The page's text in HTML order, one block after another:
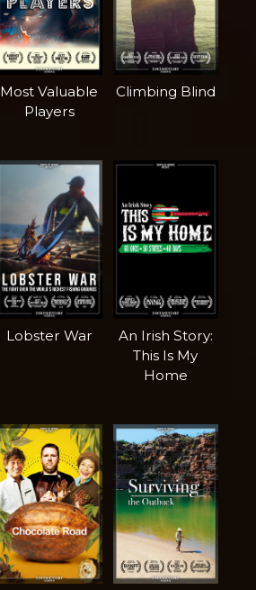
Most Valuable
Players
Climbing Blind
Lobster War
An Irish Story:
This Is My
Home